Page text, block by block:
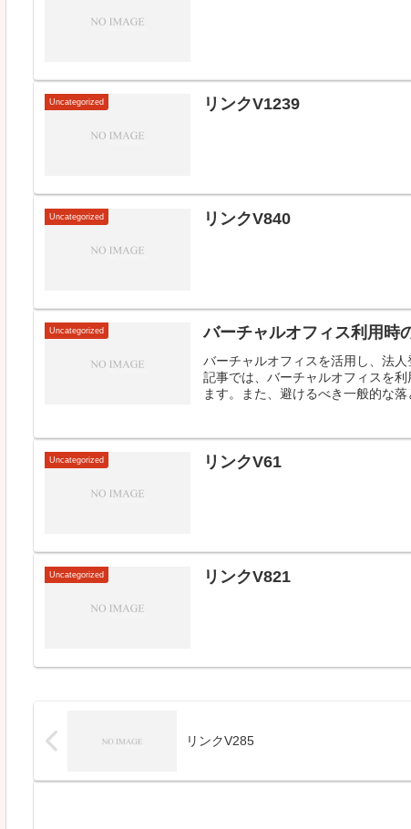
Uncategorized リンクV1239
Uncategorized リンクV840
Uncategorized バーチャルオフィス利用時
バーチャルオフィスを活用し、法
記事では、バーチャルオフィスを
ます。また、避けるべき一般的な落
Uncategorized リンクV61
Uncategorized リンクV821
リンクV285